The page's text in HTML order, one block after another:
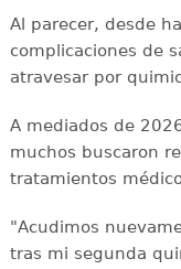
Al parecer, desde
complicaciones de
atravesar por
A mediados de
muchos buscaron
tratamientos
"Acudimos
tras mi segunda